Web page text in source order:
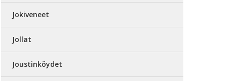
Jokiveneet
Jollat
Joustinköydet